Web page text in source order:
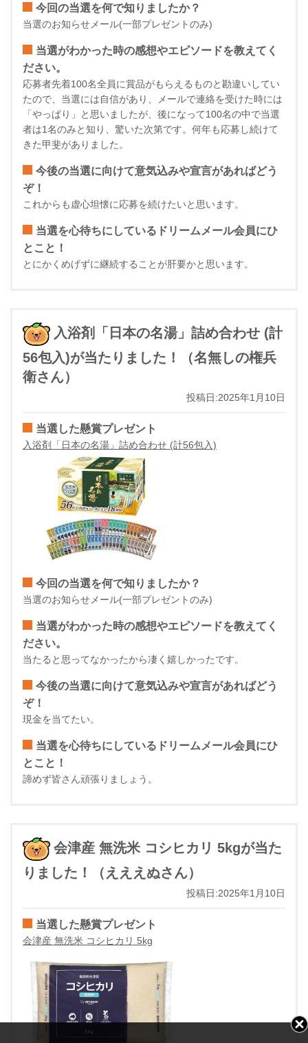
今回の当選を何で知りましたか？
当選のお知らせメール(一部プレゼントのみ)
当選がわかった時の感想やエピソードを教えてく
ださい。
応募者先着100名全員に賞品がもらえるものと勘違いしてい
たので、当選には自信があり、メールで連絡を受けた時には
「やっぱり」と思いましたが、後になって100名の中で当選
者は1名のみと知り、驚いた次第です。何年も応募し続けて
きた甲斐がありました。
今後の当選に向けて意気込みや宣言があればどう
ぞ！
これからも虚心坦懐に応募を続けたいと思います。
当選を心待ちにしているドリームメール会員にひ
とこと！
とにかくめげずに継続することが肝要かと思います。
入浴剤「日本の名湯」詰め合わせ (計
56包入)が当たりました！（名無しの権兵
衛さん）
投稿日:2025年1月10日
当選した懸賞プレゼント
入浴剤「日本の名湯」詰め合わせ (計56包入)
今回の当選を何で知りましたか？
当選のお知らせメール(一部プレゼントのみ)
当選がわかった時の感想やエピソードを教えてく
ださい。
当たると思ってなかったから凄く嬉しかったです。
今後の当選に向けて意気込みや宣言があればどう
ぞ！
現金を当てたい。
当選を心待ちにしているドリームメール会員にひ
とこと！
諦めず皆さん頑張りましょう。
会津産 無洗米 コシヒカリ 5kgが当た
りました！（えええぬさん）
投稿日:2025年1月10日
当選した懸賞プレゼント
会津産 無洗米 コシヒカリ 5kg